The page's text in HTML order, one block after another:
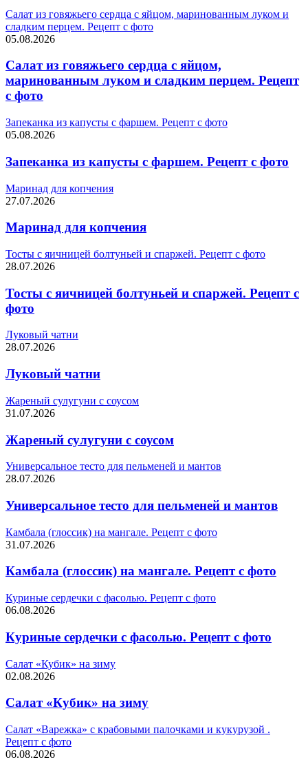
Салат из говяжьего сердца с яйцом, маринованным луком и
сладким перцем. Рецепт с фото
05.08.2026
Салат из говяжьего сердца с яйцом,
маринованным луком и сладким перцем. Рецепт
с фото
Запеканка из капусты с фаршем. Рецепт с фото
05.08.2026
Запеканка из капусты с фаршем. Рецепт с фото
Маринад для копчения
27.07.2026
Маринад для копчения
Тосты с яичницей болтуньей и спаржей. Рецепт с фото
28.07.2026
Тосты с яичницей болтуньей и спаржей. Рецепт с
фото
Луковый чатни
28.07.2026
Луковый чатни
Жареный сулугуни с соусом
31.07.2026
Жареный сулугуни с соусом
Универсальное тесто для пельменей и мантов
28.07.2026
Универсальное тесто для пельменей и мантов
Камбала (глоссик) на мангале. Рецепт с фото
31.07.2026
Камбала (глоссик) на мангале. Рецепт с фото
Куриные сердечки с фасолью. Рецепт с фото
06.08.2026
Куриные сердечки с фасолью. Рецепт с фото
Салат «Кубик» на зиму
02.08.2026
Салат «Кубик» на зиму
Салат «Варежка» с крабовыми палочками и кукурузой .
Рецепт с фото
06.08.2026